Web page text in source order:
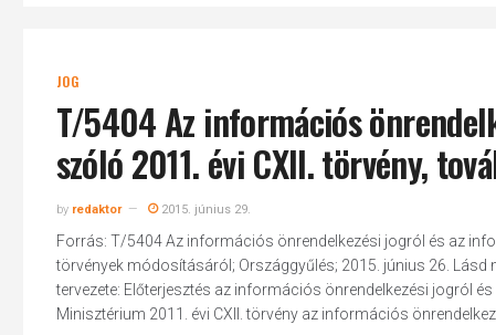
JOG
T/5404 Az információs
szóló 2011. évi CXII. törvény,
by redaktor 2015. június 29.
Forrás: T/5404 Az információs önrendelkezési jogról és az
törvények módosításáról; Országgyűlés; 2015. június 26.
tervezete: Előterjesztés az információs önrendelkezési jogról
Minisztérium 2011. évi CXII. törvény az információs